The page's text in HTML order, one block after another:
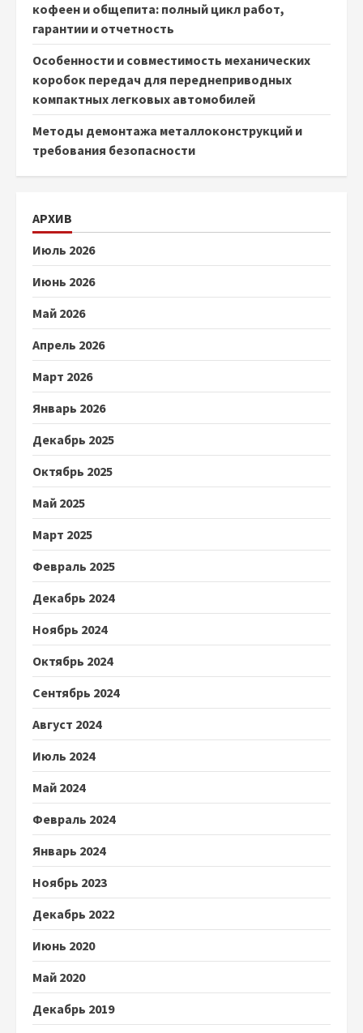
кофеен и общепита: полный цикл работ,
гарантии и отчетность
Особенности и совместимость механических
коробок передач для переднеприводных
компактных легковых автомобилей
Методы демонтажа металлоконструкций и
требования безопасности
АРХИВ
Июль 2026
Июнь 2026
Май 2026
Апрель 2026
Март 2026
Январь 2026
Декабрь 2025
Октябрь 2025
Май 2025
Март 2025
Февраль 2025
Декабрь 2024
Ноябрь 2024
Октябрь 2024
Сентябрь 2024
Август 2024
Июль 2024
Май 2024
Февраль 2024
Январь 2024
Ноябрь 2023
Декабрь 2022
Июнь 2020
Май 2020
Декабрь 2019